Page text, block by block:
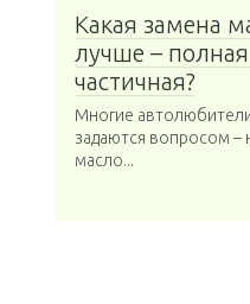
Какая замена
лучше –
частичная?
Многие
задаются вопросом –
масло...